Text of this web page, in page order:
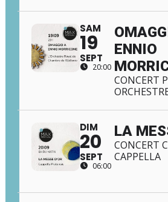
SAM
19
SEPT
20:00
ENNIO
CONCERT
DIM
20
SEPT
06:00
LA
CONCERT
CAPPELLA